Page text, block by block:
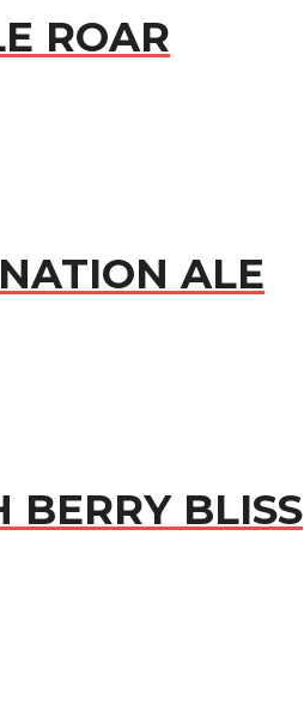
ROAR
ALE
BERRY BLISS